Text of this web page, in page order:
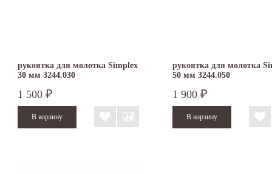
рукоятка для молотка Simplex
30 мм 3244.030
1 500 ₽
рукоятка для молотка
50 мм 3244.050
1 900 ₽